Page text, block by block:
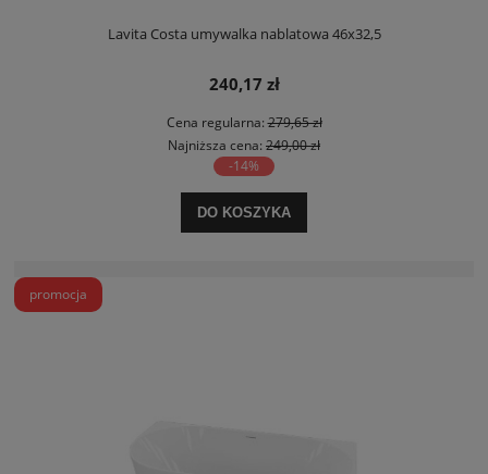
Lavita Costa umywalka nablatowa 46x32,5
240,17 zł
Cena regularna:279,65 zł
Najniższa cena: 249,00 zł
-14%
DO KOSZYKA
promocja